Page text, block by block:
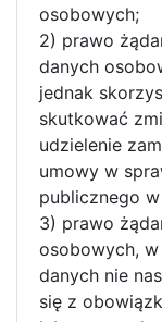
osobowych;
2) prawo
danych
jednak
skutkować
udzielenie
umowy w
publicznego
3) prawo
osobowych,
danych nie
się z